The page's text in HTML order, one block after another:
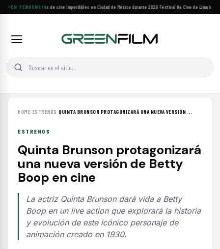
EN TENDENCIA
Cuatro festivales de cine imperdibles en Ciudad de México durante 2026·Festival de Cine de Lima
HOME›ESTRENOS ›QUINTA BRUNSON PROTAGONIZARÁ UNA NUEVA VERSIÓN ...
ESTRENOS
Quinta Brunson protagonizará
una nueva versión de Betty
Boop en cine
La actriz Quinta Brunson dará vida a Betty
Boop en un live action que explorará la historia
y evolución de este icónico personaje de
animación creado en 1930.